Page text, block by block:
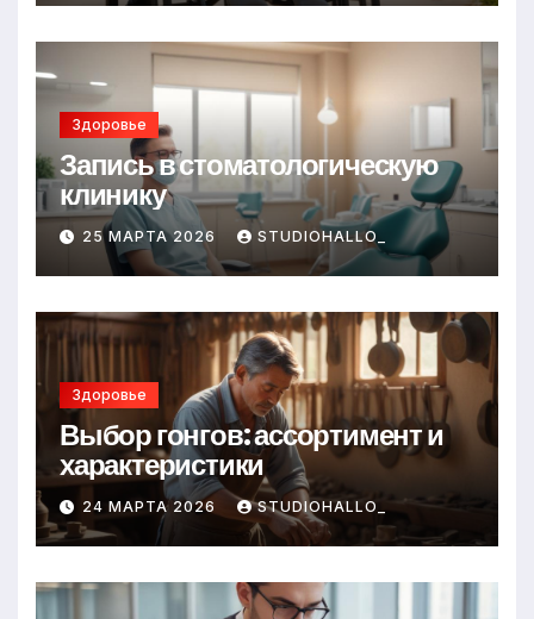
Здоровье
Запись в стоматологическую
клинику
25 МАРТА 2026 STUDIOHALLO_
Здоровье
Выбор гонгов: ассортимент и
характеристики
24 МАРТА 2026 STUDIOHALLO_